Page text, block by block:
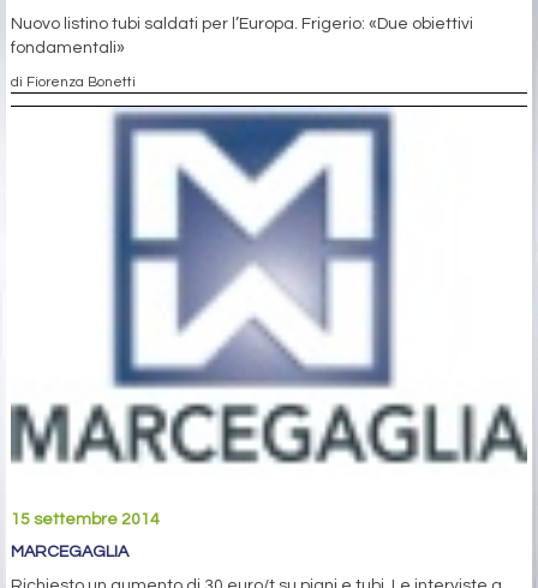
Nuovo listino tubi saldati per l’Europa. Frigerio: «Due obiettivi
fondamentali»
di Fiorenza Bonetti
15 settembre 2014
MARCEGAGLIA